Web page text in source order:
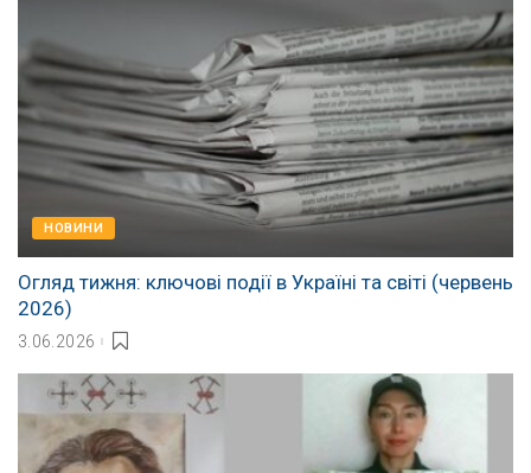
НОВИНИ
Огляд тижня: ключові події в Україні та світі (червень
2026)
3.06.2026